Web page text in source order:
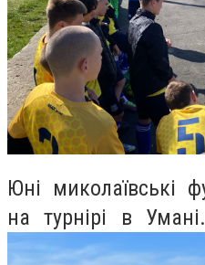
Юні миколаївські
на турнірі в